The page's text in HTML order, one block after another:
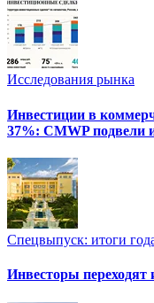
Исследования рынка
Инвестиции в
37%: CMWP подвели
Спецвыпуск: итоги
Инвесторы переходят